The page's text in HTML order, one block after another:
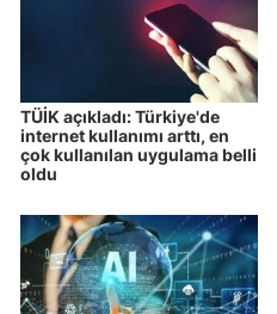
TÜİK açıkladı: Türkiye'de
internet kullanımı arttı, en
çok kullanılan uygulama belli
oldu